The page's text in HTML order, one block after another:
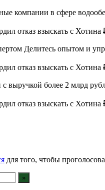
компании в сфере
Делитесь опытом и
более 2 млрд
для того, чтобы